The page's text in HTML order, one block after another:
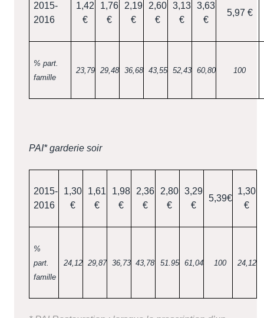
2015-
2016
1,42
€
1,76
€
2,19
€
2,60
€
3,13
€
3,63
€
5,97 €
% part.
famille
23,79 29,48 36,68 43,55 52,43 60,80 100
PAI* garderie soir
2015-
2016
1,30
€
1,61
€
1,98
€
2,36
€
2,80
€
3,29
€
5,39€
1,30
€
%
part.
famille
24,12 29,87 36,73 43,78 51.95 61,04 100 24,12